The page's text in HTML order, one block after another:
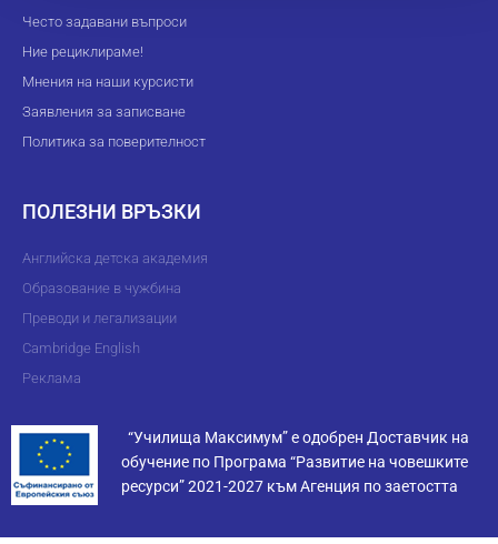
Често задавани въпроси
Ние рециклираме!
Мнения на наши курсисти
Заявления за записване
Политика за поверителност
ПОЛЕЗНИ ВРЪЗКИ
Английска детска академия
Образование в чужбина
Преводи и легализации
Cambridge English
Реклама
“Училища Максимум” е одобрен Доставчик на
обучение по Програма “Развитие на човешките
ресурси” 2021-2027 към Агенция по заетостта